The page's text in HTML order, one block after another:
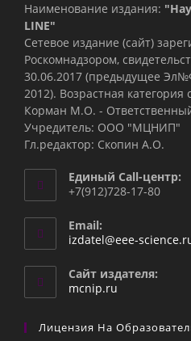
Наименование издания:
LINE"
Сетевое издание (сайт)
Роскомнадзором,
30.06.2017 (предыдущее
2012). Возрастная категория
Корман М.О. -
Учредитель: ООО "МЦНИП"
Гл.редактор: Скопин А.О.
Единый Call-центр:
+7(912)728-17-80
Email:
izdatel@eee-
Сайт издателя:
mcnip.ru
Лицензия На